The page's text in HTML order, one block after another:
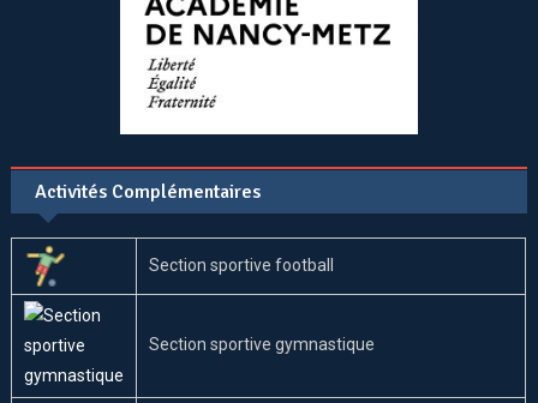
Activités Complémentaires
Section sportive football
Section sportive gymnastique